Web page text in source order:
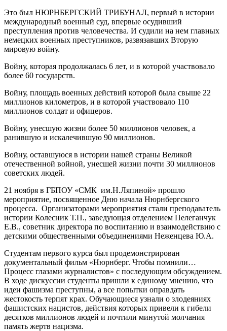
Это был НЮРНБЕРГСКИЙ ТРИБУНАЛ, первый в истории
международный военный суд, впервые осудивший
преступления против человечества. И судили на нем главных
немецких военных преступников, развязавших Вторую
мировую войну.
Войну, которая продолжалась 6 лет, и в которой участвовало
более 60 государств.
Войну, площадь военных действий которой была свыше 22
миллионов километров, и в которой участвовало 110
миллионов солдат и офицеров.
Войну, унесшую жизни более 50 миллионов человек, а
ранившую и искалечившую 90 миллионов.
Войну, оставшуюся в истории нашей страны Великой
отечественной войной, унесшей жизни почти 30 миллионов
советских людей.
21 ноября в ГБПОУ «СМК им.Н.Ляпиной» прошло
мероприятие, посвященное Дню начала Нюрнбергского
процесса. Организаторами мероприятия стали преподаватель
истории Колесник Т.П., заведующая отделением Пелеганчук
Е.В., советник директора по воспитанию и взаимодействию с
детскими общественными объединениями Неженцева Ю.А.
Студентам первого курса был продемонстрирован
документальный фильм «Нюрнберг. Чтобы помнили…
Процесс глазами журналистов» с последующим обсуждением.
В ходе дискуссии студенты пришли к единому мнению, что
идеи фашизма преступны, а все попытки оправдать
жестокость терпят крах. Обучающиеся узнали о злодеяниях
фашистских нацистов, действия которых привели к гибели
десятков миллионов людей и почтили минутой молчания
память жертв нацизма.